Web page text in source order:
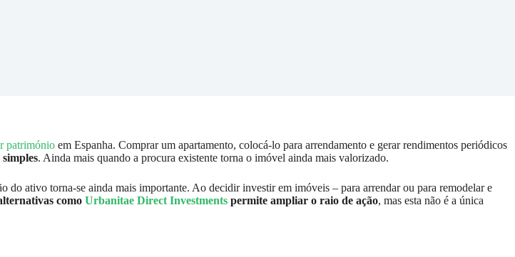
património em Espanha. Comprar um apartamento, colocá-lo para arrendamento e gerar rendimentos periódicos
. Ainda mais quando a procura existente torna o imóvel ainda mais valorizado.
ativo torna-se ainda mais importante. Ao decidir investir em imóveis – para arrendar ou para remodelar e
como Urbanitae Direct Investments permite ampliar o raio de ação, mas esta não é a única